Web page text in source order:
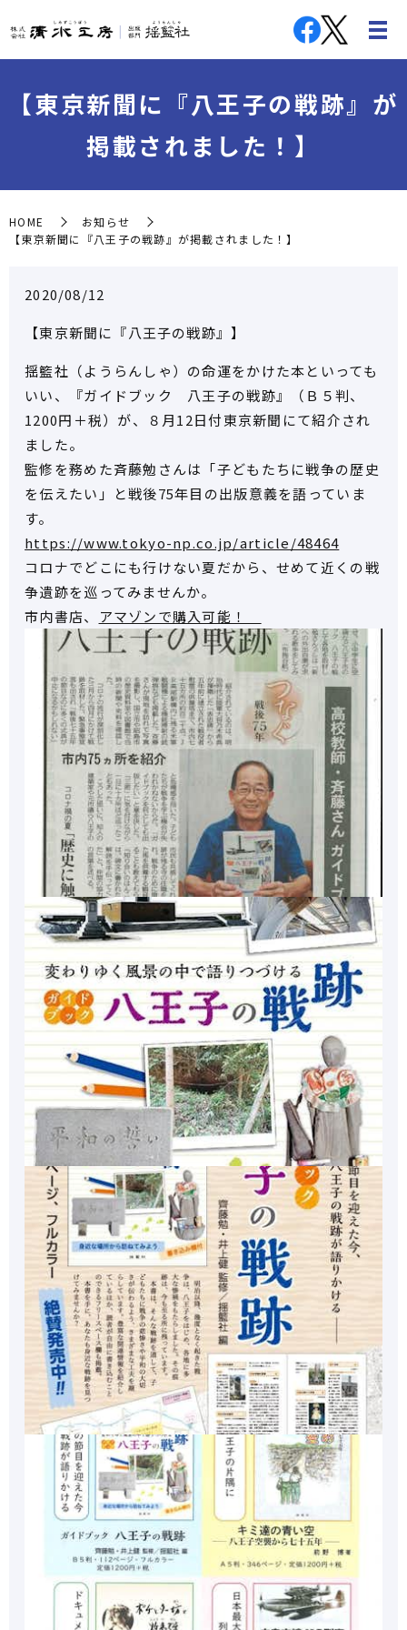
【東京新聞に『八王子の戦跡』が
掲載されました！】
HOME
お知らせ
【東京新聞に『八王子の戦跡』が掲載されました！】
2020/08/12
【東京新聞に『八王子の戦跡』】
揺籃社（ようらんしゃ）の命運をかけた本といっても
いい、『ガイドブック 八王子の戦跡』（Ｂ５判、
1200円＋税）が、８月12日付東京新聞にて紹介され
ました。
監修を務めた斉藤勉さんは「子どもたちに戦争の歴史
を伝えたい」と戦後75年目の出版意義を語っていま
す。
https://www.tokyo-np.co.jp/article/48464
コロナでどこにも行けない夏だから、せめて近くの戦
争遺跡を巡ってみませんか。
市内書店、
アマゾンで購入可能！